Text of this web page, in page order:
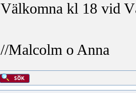
Välkomna kl 18 vid
//Malcolm o Anna